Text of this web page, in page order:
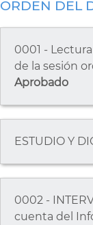
ORDEN DEL
0001 -
de la sesión
Aprobado
ESTUDIO Y
0002 -
cuenta del